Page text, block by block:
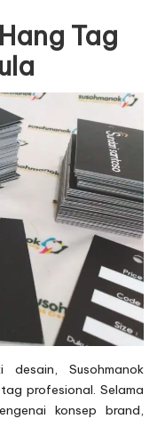
Tag
Susohmanok
profesional. Selama
konsep brand,